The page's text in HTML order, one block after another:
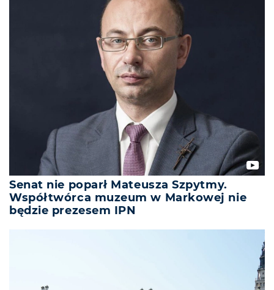
Senat nie poparł Mateusza Szpytmy.
Współtwórca muzeum w Markowej nie
będzie prezesem IPN